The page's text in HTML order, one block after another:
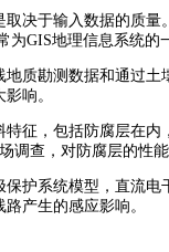
于输入数据的质量
为GIS地理信息系统的
勘测数据和通过土壤
响。
，包括防腐层在内
调查，对防腐层的性
系统模型，直流电干
产生的感应影响。